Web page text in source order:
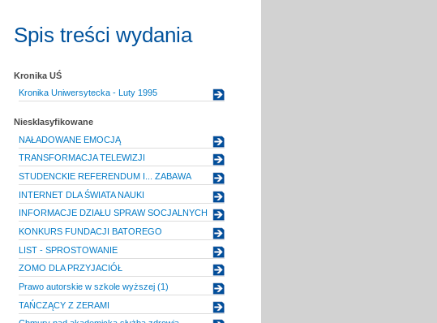
Spis treści wydania
Kronika UŚ
Kronika Uniwersytecka - Luty 1995
Niesklasyfikowane
NAŁADOWANE EMOCJĄ
TRANSFORMACJA TELEWIZJI
STUDENCKIE REFERENDUM I... ZABAWA
INTERNET DLA ŚWIATA NAUKI
INFORMACJE DZIAŁU SPRAW SOCJALNYCH
KONKURS FUNDACJI BATOREGO
LIST - SPROSTOWANIE
ZOMO DLA PRZYJACIÓŁ
Prawo autorskie w szkole wyższej (1)
TAŃCZĄCY Z ZERAMI